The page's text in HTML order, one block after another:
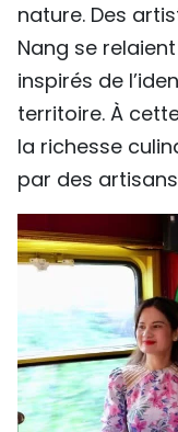
nature. Des
Nang se
inspirés de
territoire. À
la richesse
par des